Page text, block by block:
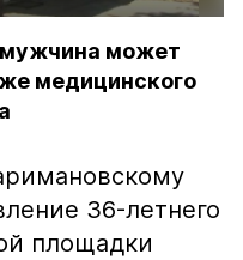
мужчина может
медицинского
36-летнего
площадки